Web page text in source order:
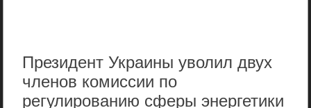
Президент Украины уволил двух
членов комиссии по
регулированию сферы энергетики